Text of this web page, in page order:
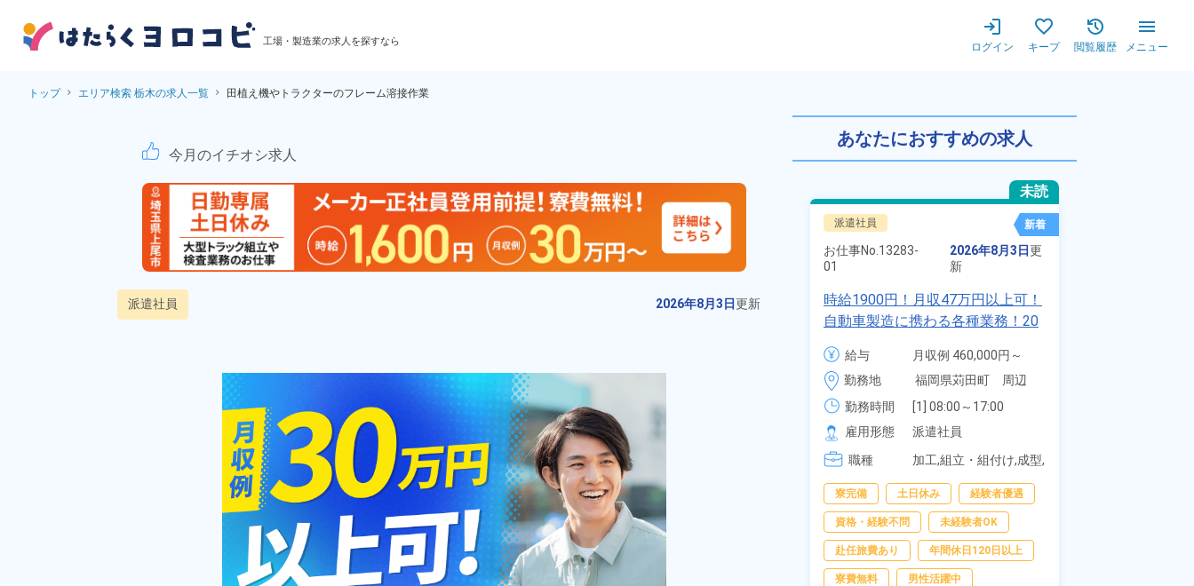
工場・製造業の求人を探すなら ログイン キープ 閲覧履歴 メニュー
トップ エリア検索 栃木の求人一覧 田植え機やトラクターのフレーム溶接作業
田植え機やトラクターのフレーム溶接作業！未経験OK◎高時給1,800円★嬉しい
今月のイチオシ求人
派遣社員 2026年8月3日更新
あなたにおすすめの求人
未読
期間従業員 おすすめ
お仕事No.1917-
01
2026年8月3日
株式会社SUBARU 【期間従業員 募
験者手当最大15万円！赴任手当2
万円★正月手当3万円★《群馬県太
田市・大泉町》
34,500円
勤務地
勤務時間
[1] 06:30～15:15
[3] 21:45～06:30
雇用形態
職種
加工,組立・組付け,プレ
ス加工,板金・塗装
未経験者OK 経験者優遇
男性活躍中 赴任旅費あり
寮完備 社会保険完備
土日休み
未読
派遣社員 新着
お仕事No. 13283-
01
2026年8月3日更
新
時給1900円！月収47万円以上可！
自動車製造に携わる各種業務！20
代～40代の男女活躍中★ワンルー
ム寮無料！マイカー通勤OK！無料
駐車場あり！赴任旅費会社負担！
社員食堂あり！日払いあり！土日
休み！特別賞与90万円支給！《福
岡県京都郡苅田町》
給与
月収例 460,000円～
480,000円
時給 1,900円～1,900円
勤務地
福岡県苅田町　周辺
勤務時間
[1] 08:00～17:00
[2] 20:00～05:00
[3] 06:30～15:00
[4] 14:30～23:00
雇用形態
派遣社員
職種
加工,組立・組付け,成型,
オペレーター,部品供
給・充填・運搬,検査,物
流・配送
寮完備 土日休み 経験者優遇
資格・経験不問 未経験者OK
赴任旅費あり 年間休日120日以上
寮費無料 男性活躍中